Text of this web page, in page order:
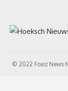
© 2022 Foxiz News